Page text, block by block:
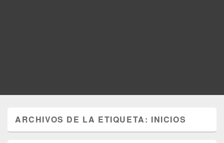
ARCHIVOS DE LA ETIQUETA: INICIOS